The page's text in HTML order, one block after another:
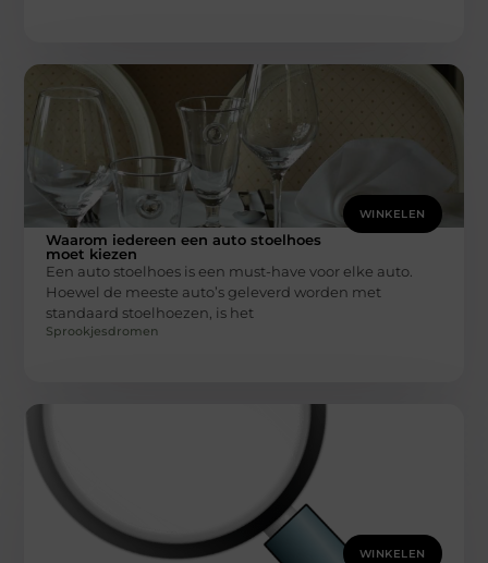
WINKELEN
Waarom iedereen een auto stoelhoes
moet kiezen
Een auto stoelhoes is een must-have voor elke auto.
Hoewel de meeste auto’s geleverd worden met
standaard stoelhoezen, is het
Sprookjesdromen
WINKELEN